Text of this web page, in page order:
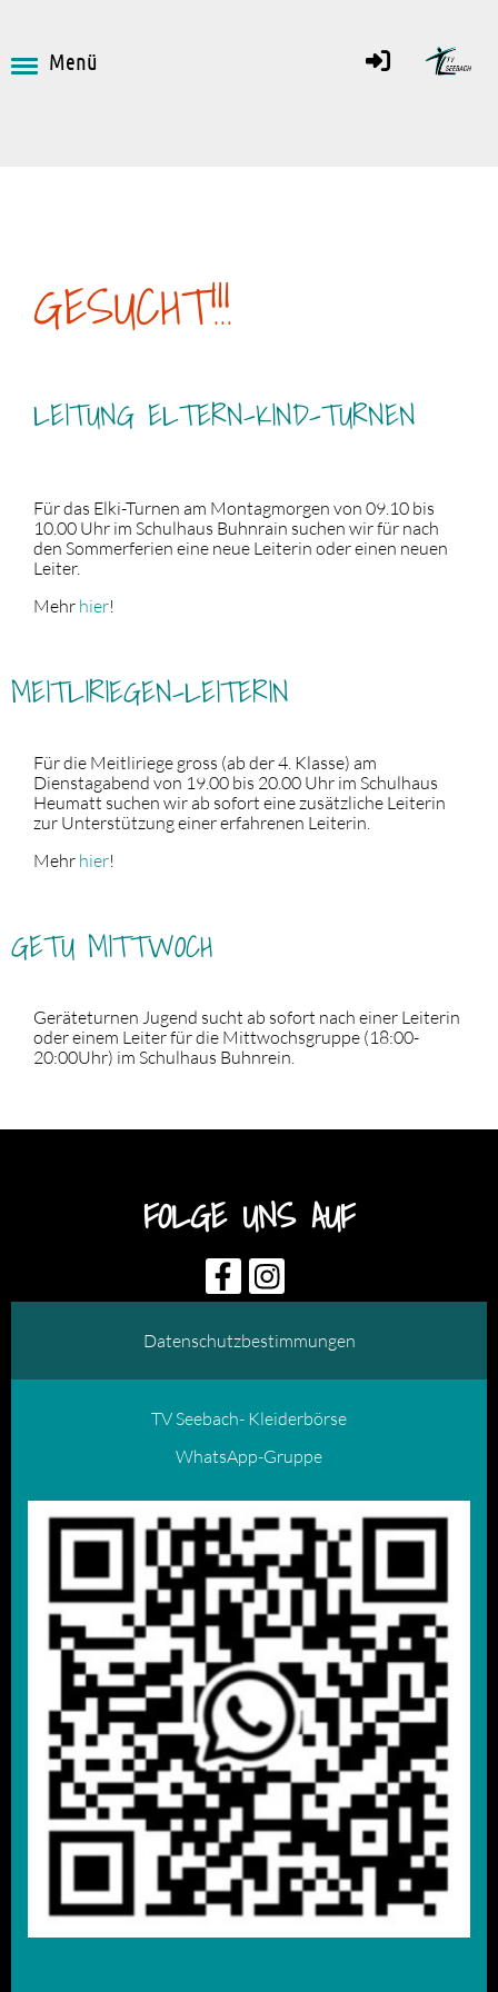
Menü
GESUCHT!!!
LEITUNG ELTERN-KIND-TURNEN
Für das Elki-Turnen am Montagmorgen von 09.10 bis
10.00 Uhr im Schulhaus Buhnrain suchen wir für nach
den Sommerferien eine neue Leiterin oder einen neuen
Leiter.
Mehr hier!
MEITLIRIEGEN-LEITERIN
Für die Meitliriege gross (ab der 4. Klasse) am
Dienstagabend von 19.00 bis 20.00 Uhr im Schulhaus
Heumatt suchen wir ab sofort eine zusätzliche Leiterin
zur Unterstützung einer erfahrenen Leiterin.
Mehr hier!
GETU MITTWOCH
Geräteturnen Jugend sucht ab sofort nach einer Leiterin
oder einem Leiter für die Mittwochsgruppe (18:00-
20:00Uhr) im Schulhaus Buhnrein.
FOLGE UNS AUF
Datenschutzbestimmungen
TV Seebach- Kleiderbörse
WhatsApp-Gruppe